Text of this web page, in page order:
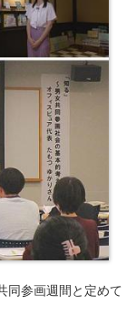
同参画週間と定めて